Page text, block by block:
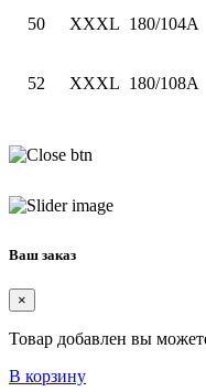
50 XXXL 180/104A
52 XXXL 180/108A
Ваш заказ
×
Товар добавлен вы
В корзину